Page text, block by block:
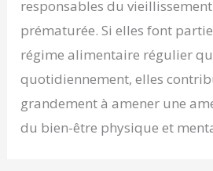
responsables du
prématurée. Si elles font
régime alimentaire régulier
quotidiennement, elles
grandement à amener une
du bien-être physique et